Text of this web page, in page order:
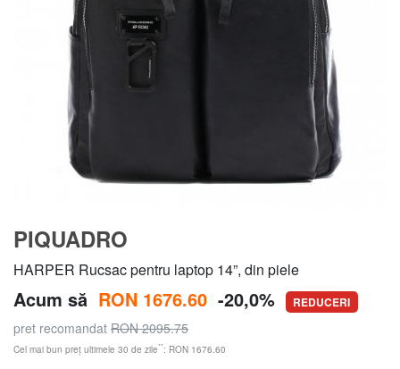
PIQUADRO
HARPER Rucsac pentru laptop 14”, din piele
Acum să RON 1676.60 -20,0% REDUCERI
pret recomandat RON 2095.75
Cel mai bun preț ultimele 30 de zile**: RON 1676.60